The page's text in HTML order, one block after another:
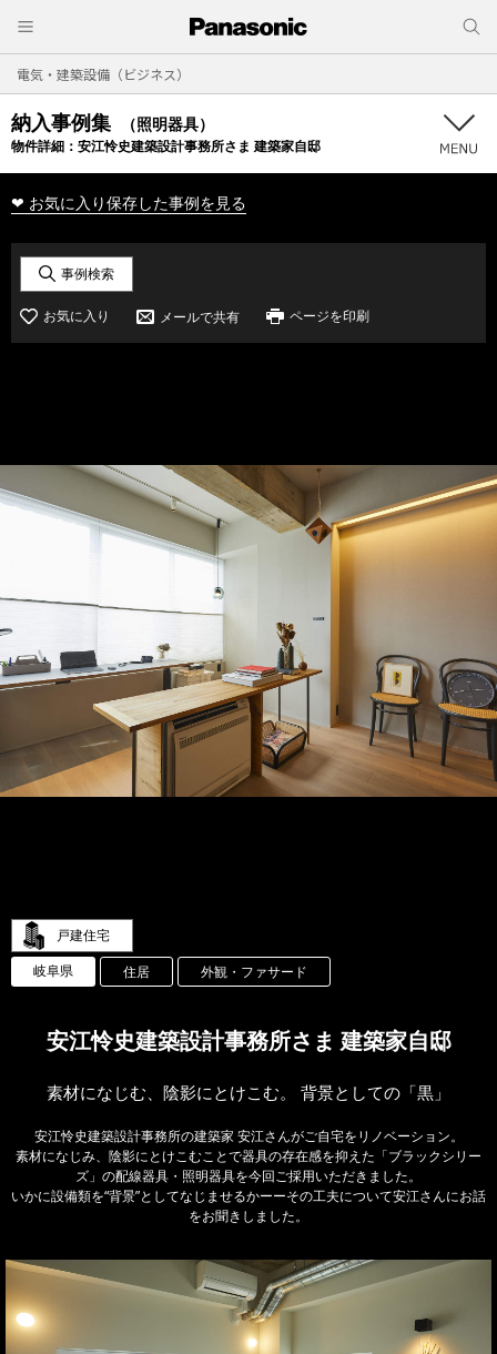
電気・建築設備（ビジネス）
納入事例集 （照明器具）
物件詳細： 安江怜史建築設計事務所さま 建築家自邸
❤ お気に入り保存した事例を見る
事例検索
お気に入り メールで共有 ページを印刷
戸建住宅
岐阜県
住居 外観・ファサード
安江怜史建築設計事務所さま 建築家自邸
素材になじむ、陰影にとけこむ。 背景としての「黒」
安江怜史建築設計事務所の建築家 安江さんがご自宅をリノベーション。
素材になじみ、陰影にとけこむことで器具の存在感を抑えた「ブラックシリー
ズ」の配線器具・照明器具を今回ご採用いただきました。
いかに設備類を“背景”としてなじませるかーーその工夫について安江さんにお話
をお聞きしました。